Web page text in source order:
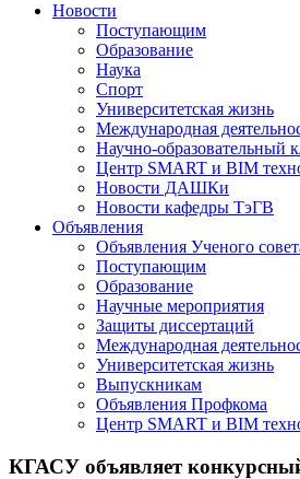
Новости
Поступающим
Образование
Наука
Спорт
Университетская жизнь
Международная
Научно-образовательный
Центр SMART и BIM
Новости ДАШКи
Новости кафедры ТэГВ
Объявления
Объявления Ученого
Поступающим
Образование
Научные мероприятия
Защиты диссертаций
Международная
Университетская жизнь
Выпускникам
Объявления Профкома
Центр SMART и BIM
КГАСУ объявляет конкурсный